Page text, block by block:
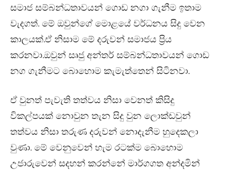
සමාජ සම්බන්ධතාවයන් ගොඩ නගා ගැනීම ඉතාම
වැදගත්. මේ ඔවුන්ගේ මොළයේ වර්ධනය සිදු වෙන
කාලයක්.ඒ නිසාම මේ දරුවන් සමාජය ප්‍රිය
කරනවා.ඔවුන් සෘජු අන්තර් සම්බන්ධතාවයන් ගොඩ
නග ගැනීමට බොහොම කැමැත්තෙන් සිටිනවා.
ඒ වුනත් පැවැති තත්වය නිසා වෙනත් කිසිදු
විකල්පයක් නොවුන තැන සිදු වුන ලොක්ඩවුන්
තත්වය නිසා තරුණ දරුවන් නොදැනීම හුදෙකලා
වුණා. මේ වෙනුවෙන් හැම රටක්ම බොහොම
උජාරුවෙන් සදහන් කරන්නේ මාර්ගගත අන්දමින්